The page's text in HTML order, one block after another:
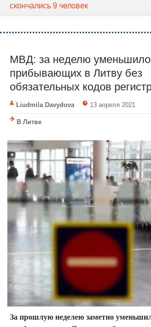
скончались 9 человек
МВД: за неделю
прибывающих в Литву без
обязательных кодов
Liudmila Davydova 13 апреля 2021
В Литве
За прошлую неделею заметно